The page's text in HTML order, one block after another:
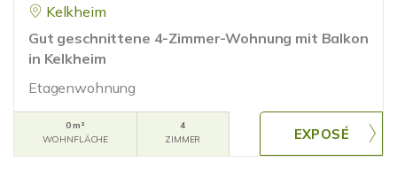
Kelkheim
Gut geschnittene 4-Zimmer-Wohnung mit Balkon
in Kelkheim
Etagenwohnung
0 m²
WOHNFLÄCHE
4
ZIMMER